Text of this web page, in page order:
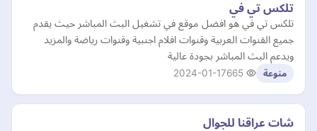
تلكس تي في
تلكس تي في هو افضل موقع في تشغيل البث المباشر حيث يقدم
جميع القنوات العربية وقنوات افلام اجنبية وقنوات رياضة والمزيد
ويدعم البث المباشر بجودة عالية
منوعة 2024-01-17
شات عراقنا للجوال